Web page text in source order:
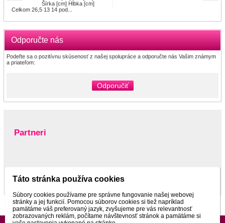
Šírka [cm] Hĺbka [cm]
Celkom 26,5 13 14 pod...
Odporučte nás
Podeľte sa o pozitívnu skúsenosť z našej spolupráce a odporučte nás Vašim známym
a priateľom:
Odporučiť
Partneri
Táto stránka používa cookies
Súbory cookies používame pre správne fungovanie našej webovej
stránky a jej funkcií. Pomocou súborov cookies si tiež napríklad
pamätáme váš preferovaný jazyk, zvyšujeme pre vás relevantnosť
zobrazovaných reklám, počítame návštevnosť stránok a pamätáme si